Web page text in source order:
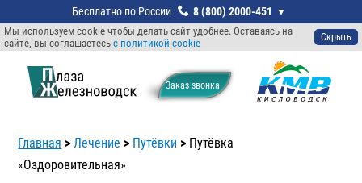
Мы используем cookie чтобы делать сайт удобнее. Оставаясь на
сайте, вы соглашаетесь с политикой cookie Скрыть
Заказ звонкa
8 (800) 2000-451
Главная >Лечение > Путёвки > Путёвка
«Оздоровительная»